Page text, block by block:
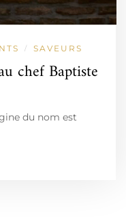
/ SAVEURS
chef Baptiste
du nom est